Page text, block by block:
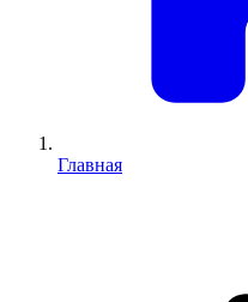
Главная